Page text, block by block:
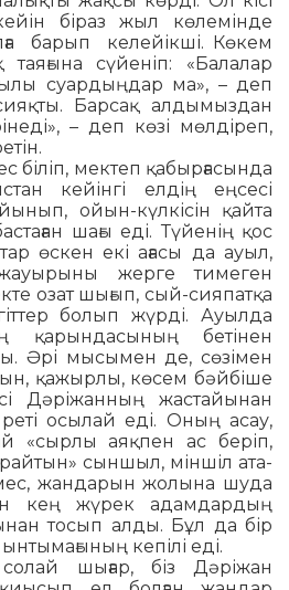
біраз жыл көлемінде
барып келейікші. Көкем
сүйеніп: «Балалар
суардыңдар ма», – деп
Барсақ алдымыздан
– деп көзі мөлдіреп,
біліп, мектеп қабырғасында
кейінгі елдің еңсесі
ойын-күлкісін қайта
шағы еді. Түйенің қос
өскен екі аға­сы да ауыл,
жерге тимеген
озат шығып, сый-сияпатқа
болып жүрді. Ауылда
қарындасының бетінен
Әрі мысымен де, сөзімен
қажыр­лы, көсем бәйбіше
Дәріжанның жастайынан
реті осылай еді. Оның асау,
«сырлы аяқпен ас беріп,
сыншыл, міншіл ата-
жан­дарын жолына шуда
кең жүрек адамдардың
тосып алды. Бұл да бір
кепілі еді.
шығар, біз Дә­ріжан